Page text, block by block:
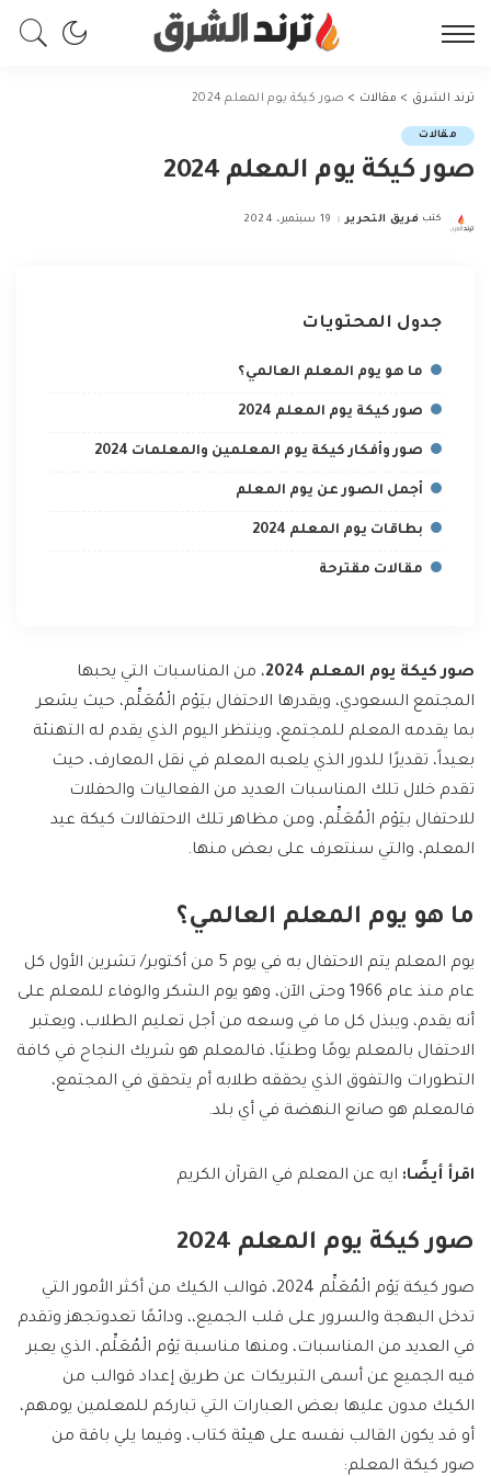
ترند الشرق > مقالات > صور كيكة يوم المعلم 2024
مقالات
صور كيكة يوم المعلم 2024
Posted
كتب فريق التحرير 19 سبتمبر، 2024
جدول المحتويات
ما هو يوم المعلم العالمي؟
صور كيكة يوم المعلم 2024
صور وأفكار كيكة يوم المعلمين والمعلمات 2024
أجمل الصور عن يوم المعلم
بطاقات يوم المعلم 2024
مقالات مقترحة
صور كيكة يوم المعلم 2024
، من المناسبات التي يحبها
المجتمع السعودي، ويقدرها الاحتفال بيَوْم الْمُعَلِّم، حيث يشعر
بما يقدمه المعلم للمجتمع، وينتظر اليوم الذي يقدم له التهنئة
بعيداً، تقديرًا للدور الذي يلعبه المعلم في نقل المعارف، حيث
تقدم خلال تلك المناسبات العديد من الفعاليات والحفلات
للاحتفال بيَوْم الْمُعَلِّم، ومن مظاهر تلك الاحتفالات كيكة عيد
المعلم، والتي سنتعرف على بعض منها.
ما هو يوم المعلم العالمي؟
يوم المعلم يتم الاحتفال به في يوم 5 من أكتوبر/ تشرين الأول كل
عام منذ عام 1966 وحتى الآن، وهو يوم الشكر والوفاء للمعلم على
أنه يقدم، ويبذل كل ما في وسعه من أجل تعليم الطلاب، ويعتبر
الاحتفال بالمعلم يومًا وطنيًا، فالمعلم هو شريك النجاح في كافة
التطورات والتفوق الذي يحققه طلابه أم يتحقق في المجتمع،
فالمعلم هو صانع النهضة في أي بلد.
اقرأ أيضًا: ايه عن المعلم في القرآن الكريم
صور كيكة يوم المعلم 2024
صور كيكة يَوْم الْمُعَلِّم 2024، قوالب الكيك من أكثر الأمور التي
تدخل البهجة والسرور على قلب الجميع،، ودائمًا تعدوتجهز وتقدم
في العديد من المناسبات، ومنها مناسبة يَوْم الْمُعَلِّم، الذي يعبر
فيه الجميع عن أسمى التبريكات عن طريق إعداد قوالب من
الكيك مدون عليها بعض العبارات التي تباركم للمعلمين يومهم،
أو قد يكون القالب نفسه على هيئة كتاب، وفيما يلي باقة من
صور كيكة المعلم: